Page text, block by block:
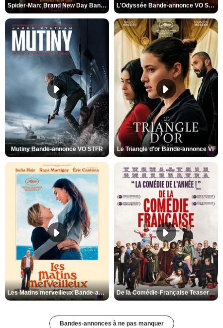
Spider-Man: Brand New Day Bande-annonce VO STFR L'Odyssée Bande-annonce VO STFR
Mutiny Bande-annonce VO STFR Le Triangle d'or Bande-annonce VF
Les Matins merveilleux Bande-annonce VF De la Comédie-Française Teaser VF
Bandes-annonces à ne pas manquer